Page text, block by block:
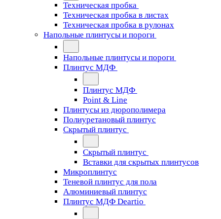
Техническая пробка
Техническая пробка в листах
Техническая пробка в рулонах
Напольные плинтусы и пороги
Напольные плинтусы и пороги
Плинтус МДФ
Плинтус МДФ
Point & Line
Плинтусы из дюрополимера
Полиуретановый плинтус
Скрытый плинтус
Скрытый плинтус
Вставки для скрытых плинтусов
Микроплинтус
Теневой плинтус для пола
Алюминиевый плинтус
Плинтус МДФ Deartio